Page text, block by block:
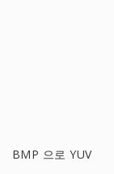
BMP 으로 YUV